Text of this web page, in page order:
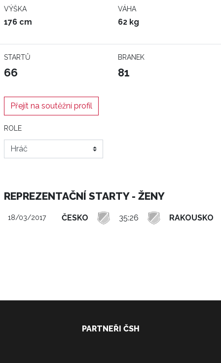
VÝŠKA
176 cm
VÁHA
62 kg
STARTŮ
66
BRANEK
81
Přejít na soutěžní profil
ROLE
REPREZENTAČNÍ STARTY - ŽENY
18/03/2017 ČESKO 35:26 RAKOUSKO
PARTNEŘI ČSH